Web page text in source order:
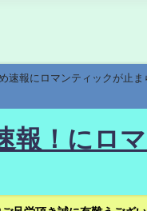
速報にロマンティックが止ま
報！にロ